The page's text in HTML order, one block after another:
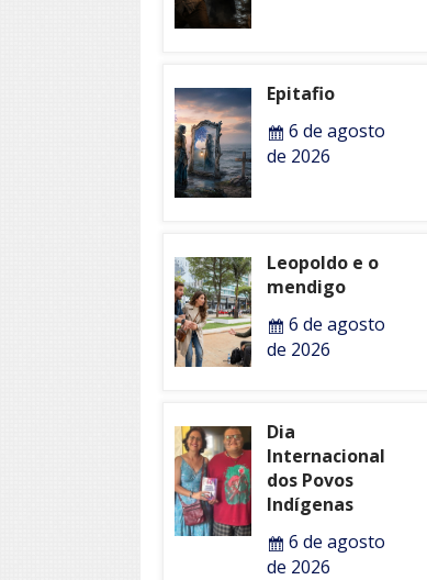
Epitafio
6 de agosto
de 2026
Leopoldo e o
mendigo
6 de agosto
de 2026
Dia
Internacional
dos Povos
Indígenas
6 de agosto
de 2026